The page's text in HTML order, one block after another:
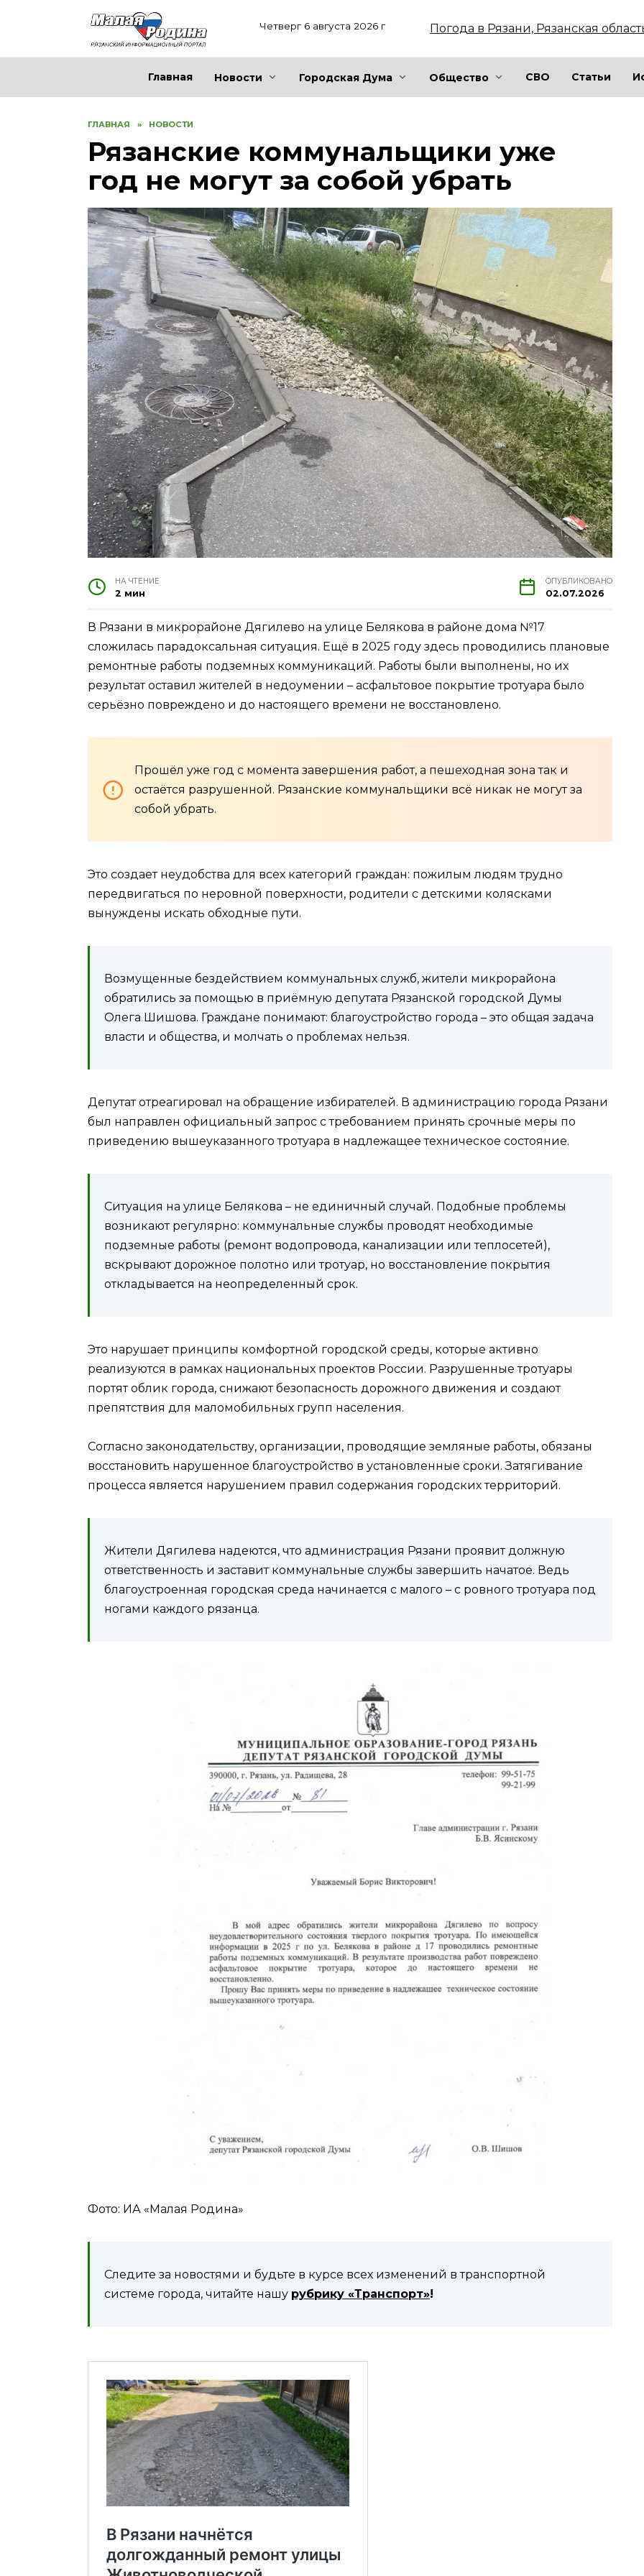
Четверг 6 августа 2026 г Погода в Рязани, Рязанская
Главная Новости Городская Дума Общество СВО Статьи
ГЛАВНАЯ » НОВОСТИ
Рязанские коммунальщики уже
год не могут за собой убрать
НА ЧТЕНИЕ
2 мин
ОПУБЛИКОВАНО
02.07.2026
В Рязани в микрорайоне Дягилево на улице Белякова в районе дома №17
сложилась парадоксальная ситуация. Ещё в 2025 году здесь проводились плановые
ремонтные работы подземных коммуникаций. Работы были выполнены, но их
результат оставил жителей в недоумении – асфальтовое покрытие тротуара было
серьёзно повреждено и до настоящего времени не восстановлено.
Прошёл уже год с момента завершения работ, а пешеходная зона так и
остаётся разрушенной. Рязанские коммунальщики всё никак не могут за
собой убрать.
Это создает неудобства для всех категорий граждан: пожилым людям трудно
передвигаться по неровной поверхности, родители с детскими колясками
вынуждены искать обходные пути.
Возмущенные бездействием коммунальных служб, жители микрорайона
обратились за помощью в приёмную депутата Рязанской городской Думы
Олега Шишова. Граждане понимают: благоустройство города – это общая задача
власти и общества, и молчать о проблемах нельзя.
Депутат отреагировал на обращение избирателей. В администрацию города Рязани
был направлен официальный запрос с требованием принять срочные меры по
приведению вышеуказанного тротуара в надлежащее техническое состояние.
Ситуация на улице Белякова – не единичный случай. Подобные проблемы
возникают регулярно: коммунальные службы проводят необходимые
подземные работы (ремонт водопровода, канализации или теплосетей),
вскрывают дорожное полотно или тротуар, но восстановление покрытия
откладывается на неопределенный срок.
Это нарушает принципы комфортной городской среды, которые активно
реализуются в рамках национальных проектов России. Разрушенные тротуары
портят облик города, снижают безопасность дорожного движения и создают
препятствия для маломобильных групп населения.
Согласно законодательству, организации, проводящие земляные работы, обязаны
восстановить нарушенное благоустройство в установленные сроки. Затягивание
процесса является нарушением правил содержания городских территорий.
Жители Дягилева надеются, что администрация Рязани проявит должную
ответственность и заставит коммунальные службы завершить начатое. Ведь
благоустроенная городская среда начинается с малого – с ровного тротуара под
ногами каждого рязанца.
Фото: ИА «Малая Родина»
Следите за новостями и будьте в курсе всех изменений в транспортной
системе города, читайте нашу рубрику «Транспорт»!